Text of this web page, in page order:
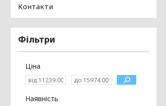
Контакти
Фільтри
Ціна
Наявність